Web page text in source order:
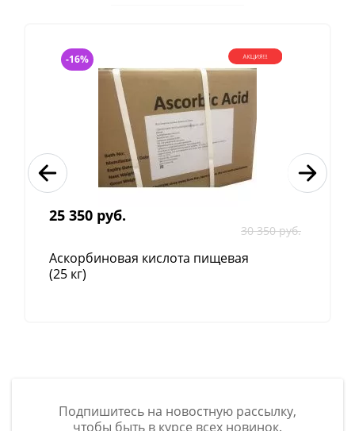
-16%
25 350 руб.
30 350 руб.
Аскорбиновая кислота пищевая
(25 кг)
Подпишитесь на новостную рассылку,
чтобы быть в курсе всех новинок.